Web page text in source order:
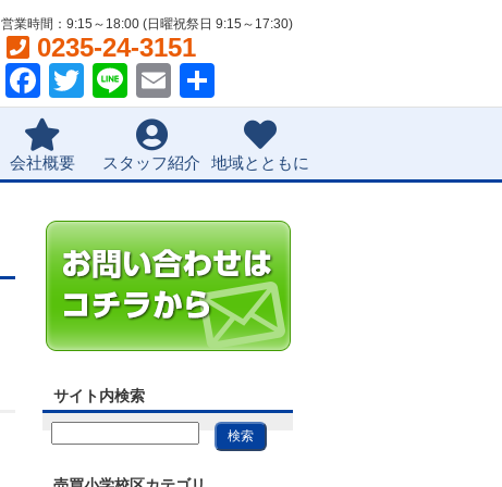
営業時間：9:15～18:00 (日曜祝祭日 9:15～17:30)
0235-24-3151
Facebook
TwitterLineEmail
有
会社概要 スタッフ紹介 地域とともに
サイト内検索